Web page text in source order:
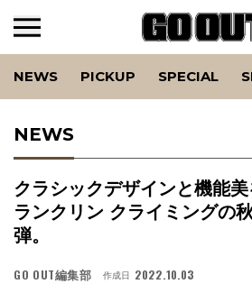
NEWS PICKUP SPECIAL
NEWS
クラシックデザインと機能
ランクリン クライミングの
弾。
GO OUT編集部 作成日 2022.10.03